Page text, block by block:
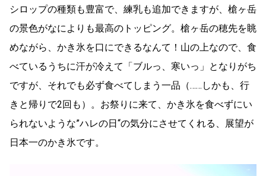
シロップの種類も豊富で、練乳も追加できますが、槍ヶ岳
の景色がなによりも最高のトッピング。槍ヶ岳の穂先を眺
めながら、かき氷を口にできるなんて！山の上なので、食
べているうちに汗が冷えて「ブルっ、寒いっ」となりがち
ですが、それでも必ず食べてしまう一品（……しかも、行
きと帰りで2回も）。お祭りに来て、かき氷を食べずにい
られないような”ハレの日“の気分にさせてくれる、展望が
日本一のかき氷です。